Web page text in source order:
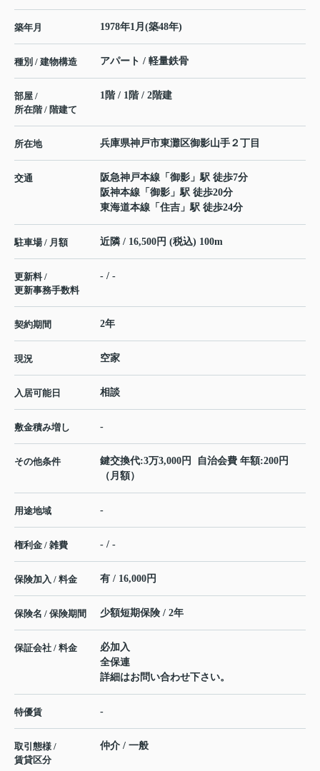
築年月 1978年1月(築48年)
種別 / 建物構造 アパート / 軽量鉄骨
部屋 /
所在階 / 階建て
1階 / 1階 / 2階建
所在地 兵庫県神戸市東灘区御影山手 ２丁目
交通 阪急神戸本線 「 御影 」駅 徒歩7分
阪神本線 「 御影 」駅 徒歩20分
東海道本線 「 住吉 」駅 徒歩24分
駐車場 / 月額 近隣 / 16,500円 (税込) 100m
更新料 /
更新事務手数料
- / -
契約期間 2年
現況 空家
入居可能日 相談
敷金積み増し -
その他条件
鍵交換代:3万3,000円 自治会費 年額:200円
（月額）
用途地域 -
権利金 / 雑費 - / -
保険加入 / 料金 有 / 16,000円
保険名 / 保険期間 少額短期保険 / 2年
保証会社 / 料金
必加入
全保連
詳細はお問い合わせ下さい。
特優賃 -
取引態様 /
賃貸区分
仲介 / 一般